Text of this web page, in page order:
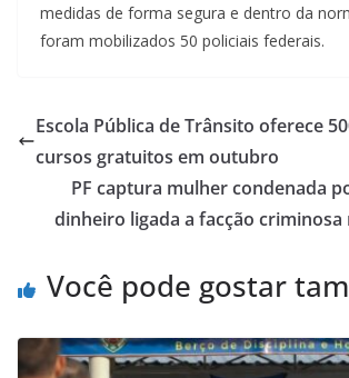
medidas de forma segura e dentro da
foram mobilizados 50 policiais federais.
Escola Pública de Trânsito oferece
cursos gratuitos em outubro
PF captura mulher condenada
dinheiro ligada a facção criminosa
Você pode gostar